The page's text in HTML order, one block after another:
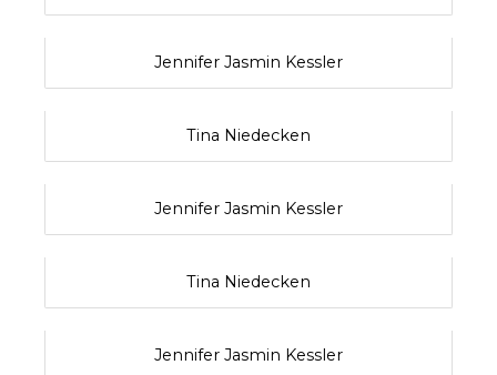
Jennifer Jasmin Kessler
Tina Niedecken
Jennifer Jasmin Kessler
Tina Niedecken
Jennifer Jasmin Kessler